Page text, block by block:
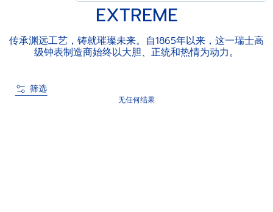
EXTREME
传承渊远工艺，铸就璀璨未来。自1865年以来，这一瑞士高
级钟表制造商始终以大胆、正统和热情为动力。
筛选
无任何结果